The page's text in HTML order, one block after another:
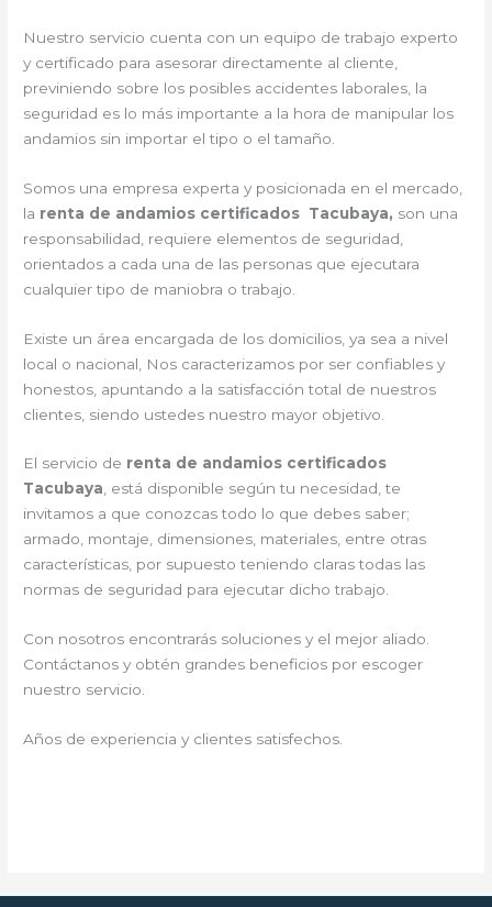
Nuestro servicio cuenta con un equipo de trabajo experto
y certificado para asesorar directamente al cliente,
previniendo sobre los posibles accidentes laborales, la
seguridad es lo más importante a la hora de manipular los
andamios sin importar el tipo o el tamaño.
Somos una empresa experta y posicionada en el mercado,
la renta de andamios certificados Tacubaya, son una
responsabilidad, requiere elementos de seguridad,
orientados a cada una de las personas que ejecutara
cualquier tipo de maniobra o trabajo.
Existe un área encargada de los domicilios, ya sea a nivel
local o nacional, Nos caracterizamos por ser confiables y
honestos, apuntando a la satisfacción total de nuestros
clientes, siendo ustedes nuestro mayor objetivo.
El servicio de renta de andamios certificados
Tacubaya, está disponible según tu necesidad, te
invitamos a que conozcas todo lo que debes saber;
armado, montaje, dimensiones, materiales, entre otras
características, por supuesto teniendo claras todas las
normas de seguridad para ejecutar dicho trabajo.
Con nosotros encontrarás soluciones y el mejor aliado.
Contáctanos y obtén grandes beneficios por escoger
nuestro servicio.
Años de experiencia y clientes satisfechos.